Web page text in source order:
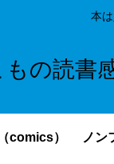
本
もの読書
comics）